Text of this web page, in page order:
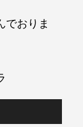
でおりま